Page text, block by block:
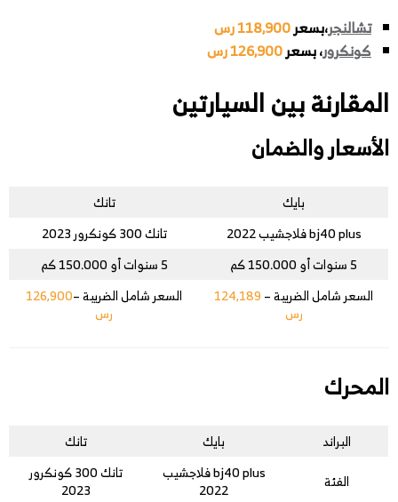
تشالنجر،بسعر118,900 رس
كونكرور، بسعر126,900 رس
المقارنة بين السيارتين
الأسعار والضمان
بايك
تانك
bj40 plus فلاجشيب 2022
تانك 300 كونكرور 2023
5 سنوات أو 150.000 كم
5 سنوات أو 150.000 كم
السعر شامل الضريبة – 124,189
رس
السعر شامل الضريبة –126,900
رس
المحرك
البراند بايك
تانك
الفئة
bj40 plus فلاجشيب
2022
تانك 300 كونكرور
2023